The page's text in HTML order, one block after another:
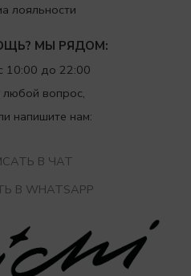
лояльности
МЫ РЯДОМ:
10:00 до 22:00
любой вопрос,
напишите нам:
В ЧАТ
В WHATSAPP